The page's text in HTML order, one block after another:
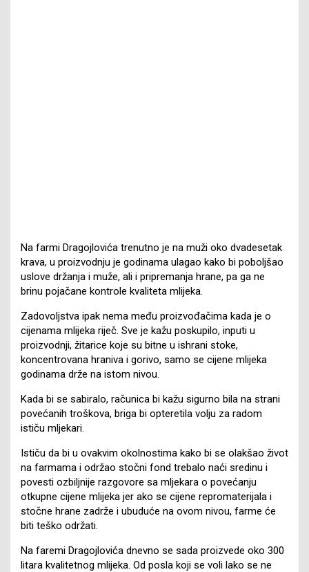
Na farmi Dragojlovića trenutno je na muži oko dvadesetak
krava, u proizvodnju je godinama ulagao kako bi poboljšao
uslove držanja i muže, ali i pripremanja hrane, pa ga ne
brinu pojačane kontrole kvaliteta mlijeka.
Zadovoljstva ipak nema među proizvođačima kada je o
cijenama mlijeka riječ. Sve je kažu poskupilo, inputi u
proizvodnji, žitarice koje su bitne u ishrani stoke,
koncentrovana hraniva i gorivo, samo se cijene mlijeka
godinama drže na istom nivou.
Kada bi se sabiralo, računica bi kažu sigurno bila na strani
povećanih troškova, briga bi opteretila volju za radom
ističu mljekari.
Ističu da bi u ovakvim okolnostima kako bi se olakšao život
na farmama i održao stočni fond trebalo naći sredinu i
povesti ozbiljnije razgovore sa mljekara o povećanju
otkupne cijene mlijeka jer ako se cijene repromaterijala i
stočne hrane zadrže i ubuduće na ovom nivou, farme će
biti teško održati.
Na faremi Dragojlovića dnevno se sada proizvede oko 300
litara kvalitetnog mlijeka. Od posla koji se voli lako se ne